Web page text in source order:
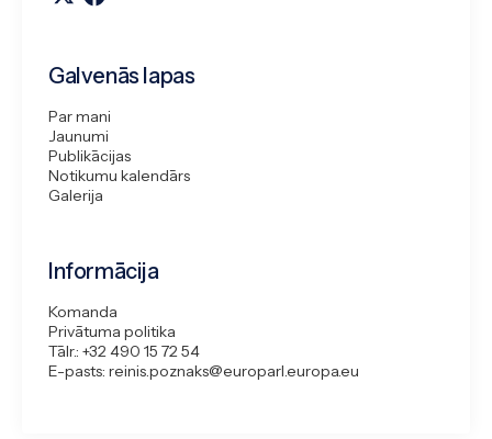
Galvenās lapas
Par mani
Jaunumi
Publikācijas
Notikumu kalendārs
Galerija
Informācija
Komanda
Privātuma politika
Tālr.: +32 490 15 72 54
E-pasts: reinis.poznaks@europarl.europa.eu